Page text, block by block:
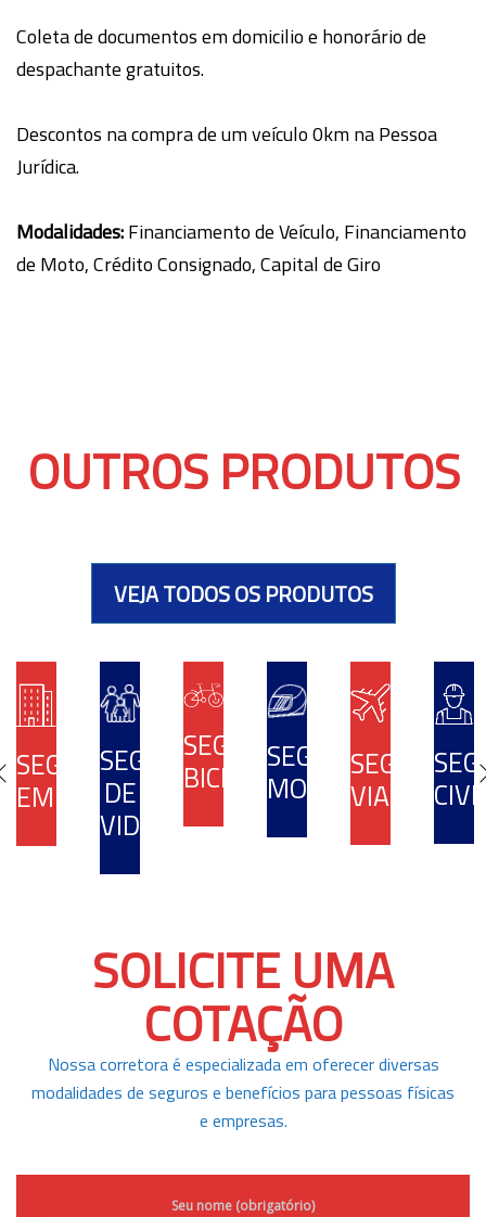
Coleta de documentos em domicilio e honorário de
despachante gratuitos.
Descontos na compra de um veículo 0km na Pessoa
Jurídica.
Modalidades:Financiamento de Veículo, Financiamento
de Moto, Crédito Consignado, Capital de Giro
OUTROS PRODUTOS
VEJA TODOS OS PRODUTOS
SEGURO
EMPRESARIAL
SEGURO
DE
VIDA
SEGURO
BICICLETA
SEGURO
MOTOCICLETA
SEGURO
VIAGEM
SOLICITE UMA
COTAÇÃO
Nossa corretora é especializada em oferecer diversas
modalidades de seguros e benefícios para pessoas físicas
e empresas.
Seu nome (obrigatório)